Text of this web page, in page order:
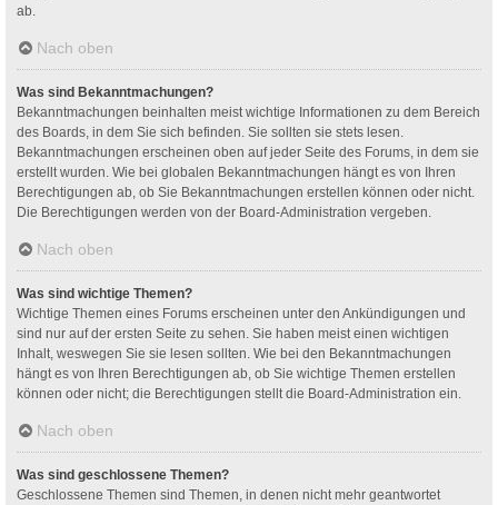
ab.
Nach oben
Was sind Bekanntmachungen?
Bekanntmachungen beinhalten meist wichtige Informationen zu dem Bereich
des Boards, in dem Sie sich befinden. Sie sollten sie stets lesen.
Bekanntmachungen erscheinen oben auf jeder Seite des Forums, in dem sie
erstellt wurden. Wie bei globalen Bekanntmachungen hängt es von Ihren
Berechtigungen ab, ob Sie Bekanntmachungen erstellen können oder nicht.
Die Berechtigungen werden von der Board-Administration vergeben.
Nach oben
Was sind wichtige Themen?
Wichtige Themen eines Forums erscheinen unter den Ankündigungen und
sind nur auf der ersten Seite zu sehen. Sie haben meist einen wichtigen
Inhalt, weswegen Sie sie lesen sollten. Wie bei den Bekanntmachungen
hängt es von Ihren Berechtigungen ab, ob Sie wichtige Themen erstellen
können oder nicht; die Berechtigungen stellt die Board-Administration ein.
Nach oben
Was sind geschlossene Themen?
Geschlossene Themen sind Themen, in denen nicht mehr geantwortet